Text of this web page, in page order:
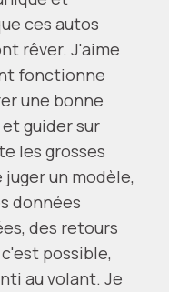
ces autos
rêver. J'aime
fonctionne
une bonne
guider sur
les grosses
un modèle,
données
des retours
possible,
au volant. Je